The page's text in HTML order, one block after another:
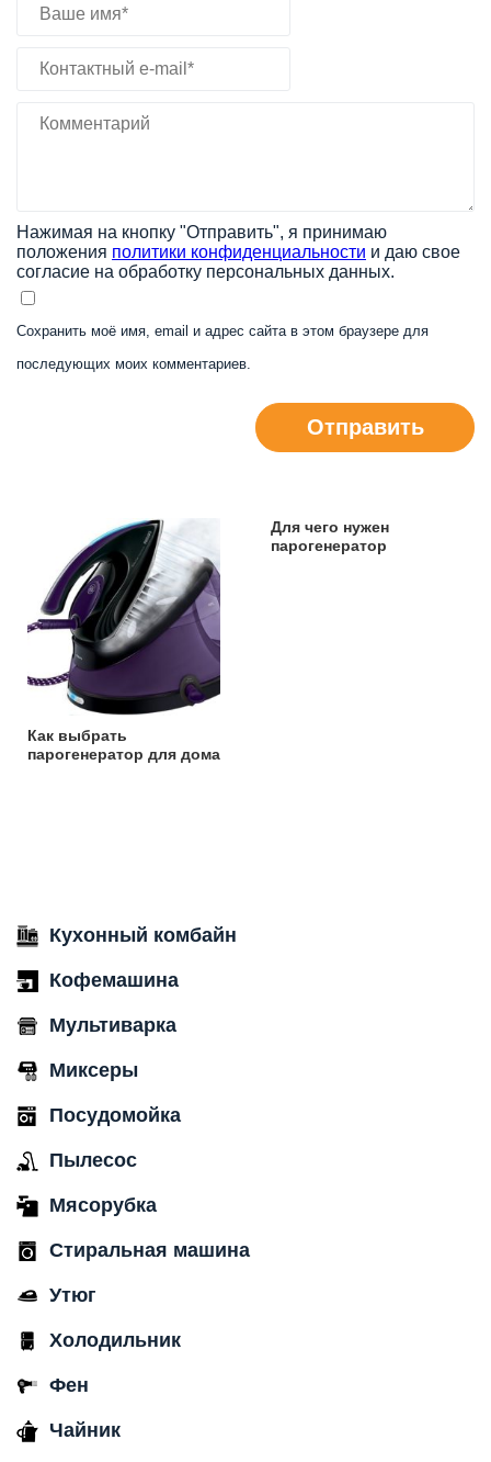
Нажимая на кнопку "Отправить", я принимаю
положения политики конфиденциальности и даю свое
согласие на обработку персональных данных.
Сохранить моё имя, email и адрес сайта в этом браузере для
последующих моих комментариев.
Отправить
Как выбрать
парогенератор для дома
Для чего нужен
парогенератор
Кухонный комбайн
Кофемашина
Мультиварка
Миксеры
Посудомойка
Пылесос
Мясорубка
Стиральная машина
Утюг
Холодильник
Фен
Чайник